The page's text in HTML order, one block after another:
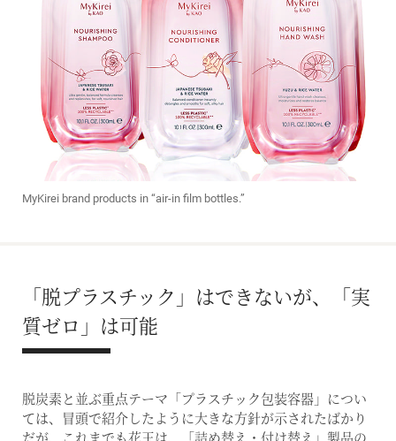
MyKirei brand products in “air-in film bottles.”
「脱プラスチック」はできないが、「実
質ゼロ」は可能
脱炭素と並ぶ重点テーマ「プラスチック包装容器」につい
ては、冒頭で紹介したように大きな方針が示されたばかり
だが、これまでも花王は、「詰め替え・付け替え」製品の